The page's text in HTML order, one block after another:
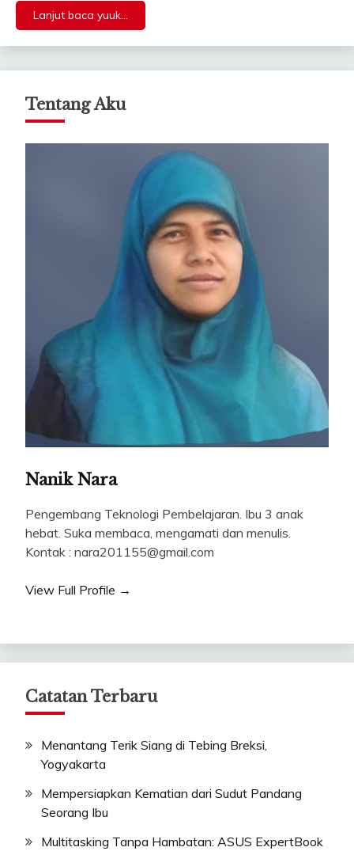
Lanjut baca yuuk...
Tentang Aku
Nanik Nara
Pengembang Teknologi Pembelajaran. Ibu 3 anak
hebat. Suka membaca, mengamati dan menulis.
Kontak : nara201155@gmail.com
View Full Profile →
Catatan Terbaru
Menantang Terik Siang di Tebing Breksi,
Yogyakarta
Mempersiapkan Kematian dari Sudut Pandang
Seorang Ibu
Multitasking Tanpa Hambatan: ASUS ExpertBook